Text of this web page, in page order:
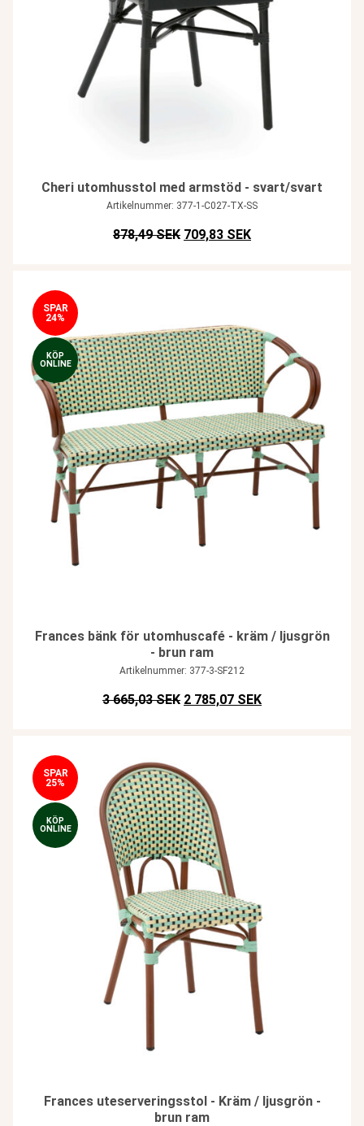
Cheri utomhusstol med armstöd - svart/svart
Artikelnummer: 377-1-C027-TX-SS
878,49 SEK Det ursprungliga priset var:
709,83 SEKDet nuvarande
SPAR
24%
KÖP
ONLINE
Frances bänk för utomhuscafé - kräm / ljusgrön
- brun ram
Artikelnummer: 377-3-SF212
3 665,03 SEK Det ursprungliga priset var:
2 785,07 SEKDet nuvarande
SPAR
25%
KÖP
ONLINE
Frances uteserveringsstol - Kräm / ljusgrön -
brun ram